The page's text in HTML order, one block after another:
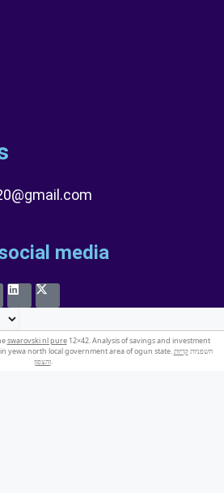
media
swarovski nl pure12×42. Analysis of savings and investment
in yewa north local government area of ogun state. חשפניותקריות
והצפון.